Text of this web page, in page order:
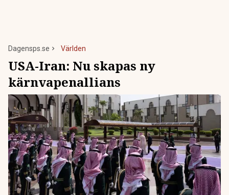
Dagensps.se Världen
USA-Iran: Nu skapas ny
kärnvapenallians